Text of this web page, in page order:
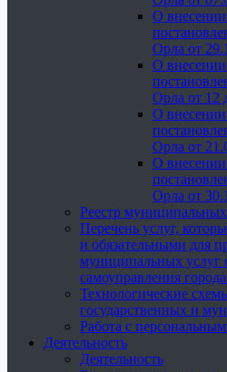
О
Орла от
О
Орла от 12
О
Орла от
О
Орла от
Реестр
Перечень услуг,
и обязательными для
муниципальных услуг
самоуправления
Технологические
государственных и
Работа с
Деятельность
Деятельность